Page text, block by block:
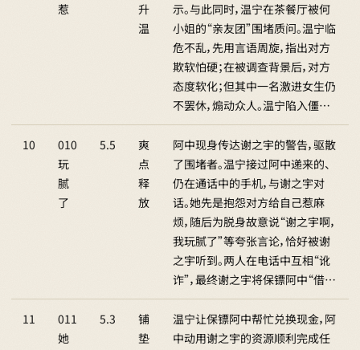
惹
升
温
示。与此同时，温宁在茶餐厅被何
小姐的“亲友团”围堵质问。温宁临
危不乱，先用言语周旋，指出对方
欺软怕硬；在被调查背景后，对方
态度软化；但其中一名激进女生仍
不罢休，煽动众人。温宁陷入僵…
10
010
玩
腻
了
5.5
爽
点
释
放
阿中现身传达谢之宇的警告，驱散
了围堵者。温宁接过阿中递来的、
仍在通话中的手机，与谢之宇对
话。她先是抱怨对方给自己惹麻
烦，随后为脱身故意说“谢之宇啊，
我玩腻了”等夸张言论，恰好被谢
之宇听到。两人在电话中互相“讹
诈”，最终谢之宇将保镖阿中“借…
11
011
她
5.3
铺
垫
温宁让保镖阿中帮忙兑换现金，阿
中动用谢之宇的资源顺利完成任